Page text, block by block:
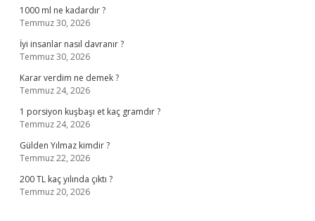
1000 ml ne kadardır ?
Temmuz 30, 2026
İyi insanlar nasıl davranır ?
Temmuz 30, 2026
Karar verdim ne demek ?
Temmuz 24, 2026
1 porsiyon kuşbaşı et kaç gramdır ?
Temmuz 24, 2026
Gülden Yılmaz kimdir ?
Temmuz 22, 2026
200 TL kaç yılında çıktı ?
Temmuz 20, 2026